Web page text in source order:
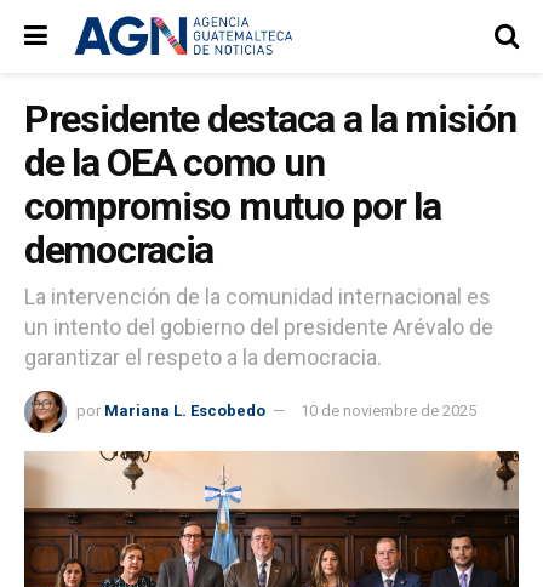
Presidente destaca a la misión
de la OEA como un
compromiso mutuo por la
democracia
La intervención de la comunidad internacional es
un intento del gobierno del presidente Arévalo de
garantizar el respeto a la democracia.
por Mariana L. Escobedo 10 de noviembre de 2025